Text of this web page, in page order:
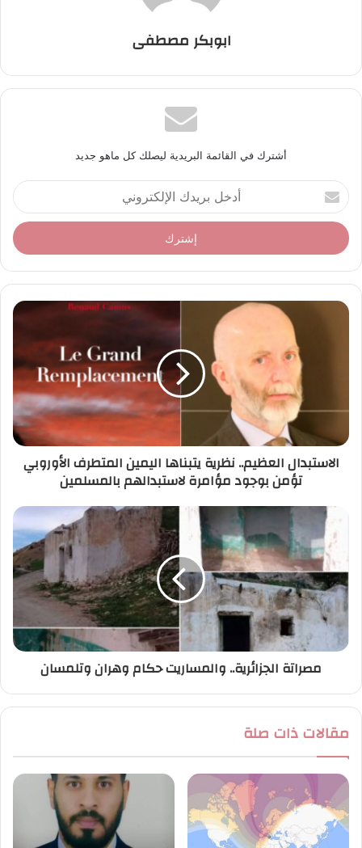
ابوبكر مصطفى
أشترك في القائمة البريدية ليصلك كل ماهو جديد
أ
د
خ
ل
ر
د
ك
ر
الاستبدال العظيم.. نظرية يتبناها اليمين المتطرف الأوروبي
تؤمن بوجود مؤامرة لاستبدالهم بالمسلمين
مصراتة الجزائرية.. والمساريت حكام وهران وتلمسان
مقالات ذات صلة